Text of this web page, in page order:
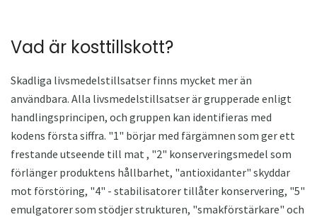
Vad är kosttillskott?
Skadliga livsmedelstillsatser finns mycket mer än
användbara. Alla livsmedelstillsatser är grupperade enligt
handlingsprincipen, och gruppen kan identifieras med
kodens första siffra. "1" börjar med färgämnen som ger ett
frestande utseende till mat , "2" konserveringsmedel som
förlänger produktens hållbarhet, "antioxidanter" skyddar
mot förstöring, "4" - stabilisatorer tillåter konservering, "5"
emulgatorer som stödjer strukturen, "smakförstärkare" och